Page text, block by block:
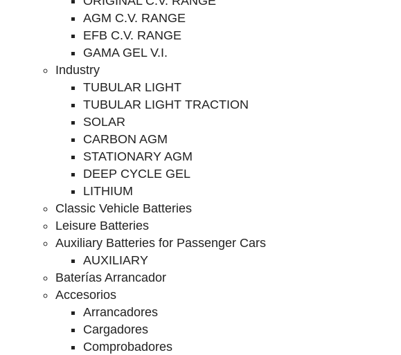
AGM C.V. RANGE
EFB C.V. RANGE
GAMA GEL V.I.
Industry
TUBULAR LIGHT
TUBULAR LIGHT TRACTION
SOLAR
CARBON AGM
STATIONARY AGM
DEEP CYCLE GEL
LITHIUM
Classic Vehicle Batteries
Leisure Batteries
Auxiliary Batteries for Passenger Cars
AUXILIARY
Baterías Arrancador
Accesorios
Arrancadores
Cargadores
Comprobadores